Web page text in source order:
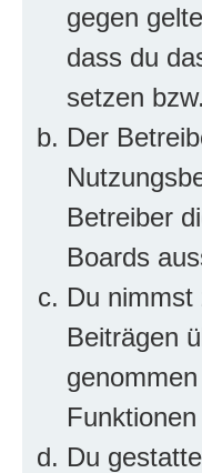
gegen
dass du
setzen
Der
Betreiber
Boards
Du
Beiträgen
Du